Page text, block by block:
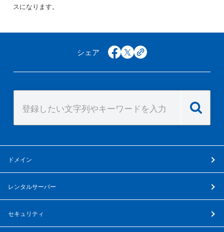
スになります。
シェア facebook
x copy
ドメイン
レンタルサーバー
セキュリティ